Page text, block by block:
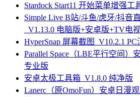
Stardock Start11 开始菜单增强工
Simple Live B站/斗鱼/虎牙/抖音
_V1.13.0 电脑版+安卓版+TV电
HyperSnap 屏幕截图_V10.2.1 PC
Parallel Space（LBE平行空间）
专业版
安卓太极工具箱_V1.8.0 纯净版
Lanerc（原OmoFun）安卓日漫